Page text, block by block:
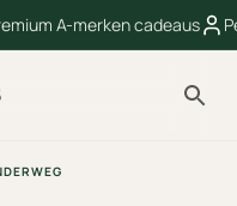
A-merken cadeaus